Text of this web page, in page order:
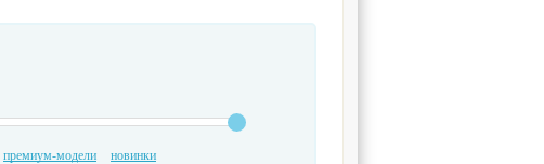
премиум-модели новинки